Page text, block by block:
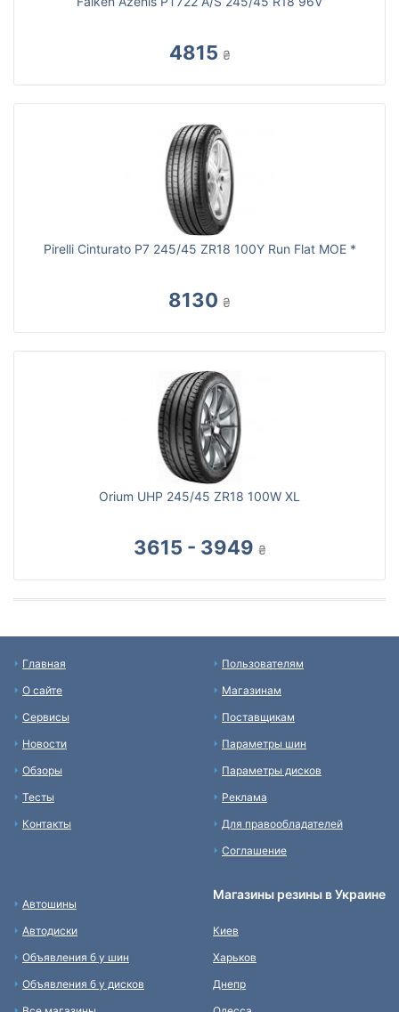
4815 ₴
Pirelli Cinturato P7 245/45 ZR18 100Y Run Flat MOE *
8130 ₴
Orium UHP 245/45 ZR18 100W XL
3615 - 3949 ₴
Главная
О сайте
Сервисы
Новости
Обзоры
Тесты
Контакты
Пользователям
Магазинам
Поставщикам
Параметры шин
Параметры дисков
Реклама
Для правообладателей
Соглашение
Автошины
Автодиски
Объявления б у шин
Объявления б у дисков
Магазины резины в Украине
Киев
Харьков
Днепр